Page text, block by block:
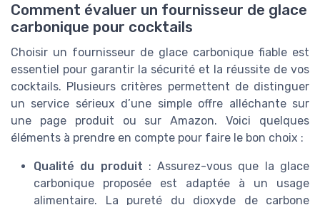
Comment évaluer un fournisseur de glace
carbonique pour cocktails
Choisir un fournisseur de glace carbonique fiable est
essentiel pour garantir la sécurité et la réussite de vos
cocktails. Plusieurs critères permettent de distinguer
un service sérieux d’une simple offre alléchante sur
une page produit ou sur Amazon. Voici quelques
éléments à prendre en compte pour faire le bon choix :
Qualité du produit : Assurez-vous que la glace
carbonique proposée est adaptée à un usage
alimentaire. La pureté du dioxyde de carbone